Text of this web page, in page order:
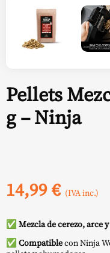
Pellets
g – Ninja
14,99€ (IVA inc.)
✅ Mezcla de cerezo, arce
✅ Compatiblecon Ninja